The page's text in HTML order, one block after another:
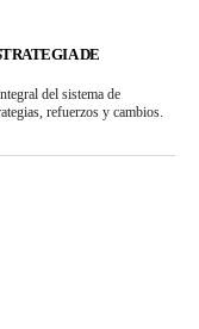
DE
del sistema de
refuerzos y cambios.